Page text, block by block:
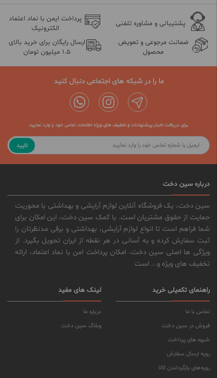
پشتیبانی و مشاوره تلفنی
پرداخت ایمن با نماد اعتماد
الکترونیک
ضمانت مرجوعی و تعویض
محصول
ارسال رایگان برای خرید بالای
1.5 میلیون تومان
ما را در شبکه های اجتماعی دنبال کنید
برای دریافت اخبار،پیشنهادات و تخفیف های ویژه اطلاعات تماس خود را وارد نمایید
تایید
درباره سین دخت
سین دخت، یک فروشگاه آنلاین لوازم آرایشی و بهداشتی با محوریت
حمایت از حقوق مشتریان است. با کمک سین دخت، این امکان برای
شما فراهم است تا انواع لوازم آرایشی، بهداشتی و برقی مدنظرتان را
ثبت سفارش کرده و به آسانی در هر نقطه از ایران تحویل بگیرد. از
ویژگی ها اصلی سین دخت، امکان پرداخت امن با نماد اعتماد، ارائه
تخفیف های ویژه و... است
راهنمای تکمیلی خرید
تماس با ما
فروش در سین دخت
شیوه های پرداخت
رویه ارسال سفارش
رویه‌های بازگرداندن کالا
لینک های مفید
درباره ما
وبلاگ سین دخت